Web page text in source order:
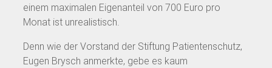
einem maximalen Eigenanteil von 700 Euro pro
Monat ist unrealistisch.
Denn wie der Vorstand der Stiftung Patientenschutz,
Eugen Brysch anmerkte, gebe es kaum